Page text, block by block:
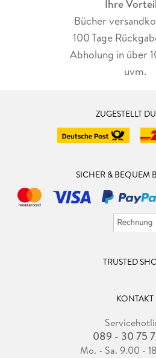
Ihre
Bücher
100 Tage
Abholung in über
uvm.
ZUGESTELLT
SICHER & BEQUEM
TRUSTED
KONTAKT
089 - 30 75
Mo. - Sa. 9.00 -